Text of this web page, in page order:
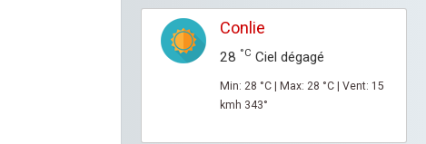
Conlie
28 °C Ciel dégagé
Min: 28 °C | Max: 28 °C | Vent: 15
kmh 343°